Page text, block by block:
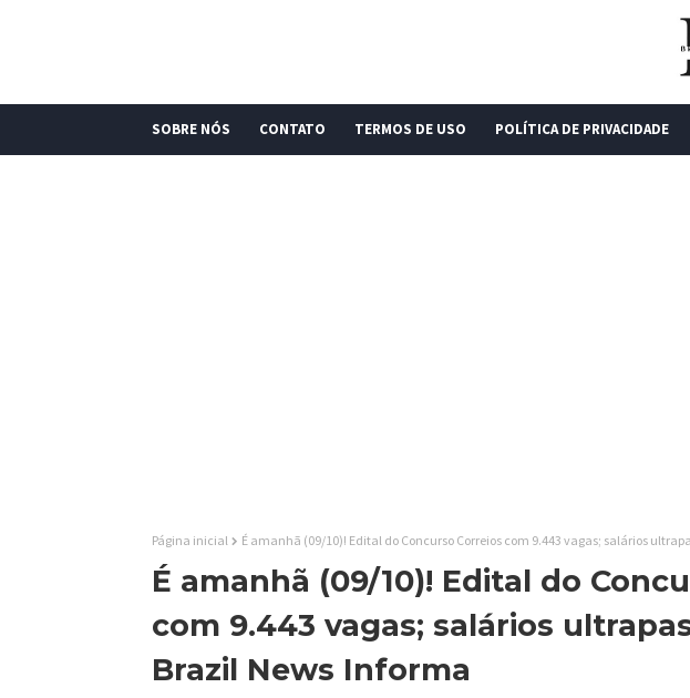
SOBRE NÓS CONTATO TERMOS DE USO POLÍTICA DE PRIVACIDADE
Página inicial É amanhã (09/10)! Edital do Concurso Correios com 9.443 vagas; salários
É amanhã (09/10)! Edital do
com 9.443 vagas; salários
Brazil News Informa